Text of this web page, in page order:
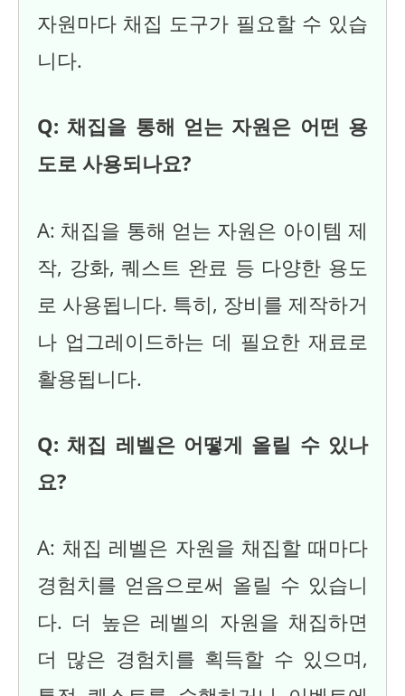
자원마다 채집 도구가 필요할 수 있습
니다.
Q: 채집을 통해 얻는 자원은 어떤 용
도로 사용되나요?
A: 채집을 통해 얻는 자원은 아이템 제
작, 강화, 퀘스트 완료 등 다양한 용도
로 사용됩니다. 특히, 장비를 제작하거
나 업그레이드하는 데 필요한 재료로
활용됩니다.
Q: 채집 레벨은 어떻게 올릴 수 있나
요?
A: 채집 레벨은 자원을 채집할 때마다
경험치를 얻음으로써 올릴 수 있습니
다. 더 높은 레벨의 자원을 채집하면
더 많은 경험치를 획득할 수 있으며,